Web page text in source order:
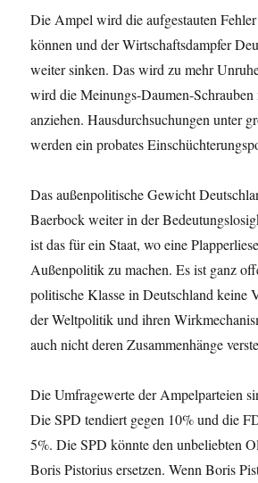
Die Ampel wird die aufgestauten
können und der Wirtschaftsdampfer
weiter sinken. Das wird zu mehr
wird die Meinungs-Daumen-
anziehen. Hausdurchsuchungen unter
werden ein probates
Das außenpolitische Gewicht
Baerbock weiter in der
ist das für ein Staat, wo eine
Außenpolitik zu machen. Es ist ganz
politische Klasse in Deutschland keine
der Weltpolitik und ihren
auch nicht deren Zusammenhänge
Die Umfragewerte der Ampelparteien
Die SPD tendiert gegen 10% und die
5%. Die SPD könnte den unbeliebten
Boris Pistorius ersetzen. Wenn Boris